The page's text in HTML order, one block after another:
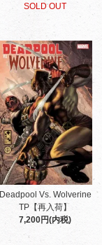
SOLD OUT
Deadpool Vs. Wolverine
TP【再入荷】
7,200円(内税)